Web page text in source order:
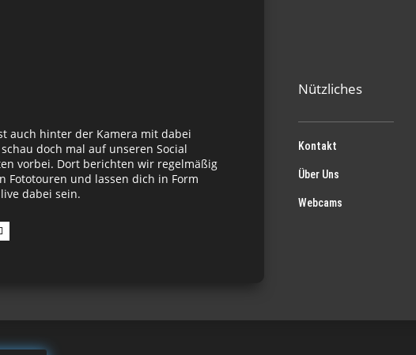
auch hinter der Kamera mit dabei
doch mal auf unseren Social
vorbei. Dort berichten wir regelmäßig
Fototouren und lassen dich in Form
dabei sein.
Nützliches
Kontakt
Über Uns
Webcams